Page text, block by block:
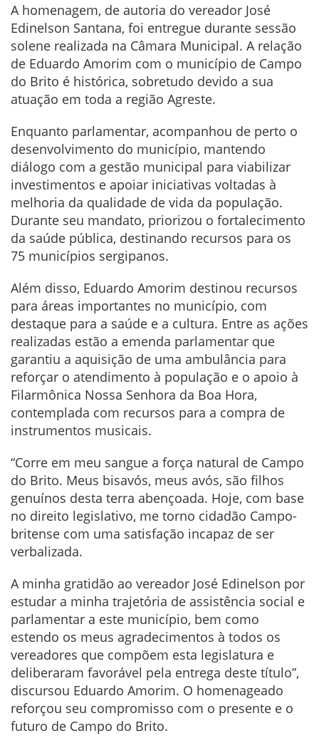
A homenagem, de autoria do vereador José
Edinelson Santana, foi entregue durante sessão
solene realizada na Câmara Municipal. A relação
de Eduardo Amorim com o município de Campo
do Brito é histórica, sobretudo devido a sua
atuação em toda a região Agreste.
Enquanto parlamentar, acompanhou de perto o
desenvolvimento do município, mantendo
diálogo com a gestão municipal para viabilizar
investimentos e apoiar iniciativas voltadas à
melhoria da qualidade de vida da população.
Durante seu mandato, priorizou o fortalecimento
da saúde pública, destinando recursos para os
75 municípios sergipanos.
Além disso, Eduardo Amorim destinou recursos
para áreas importantes no município, com
destaque para a saúde e a cultura. Entre as ações
realizadas estão a emenda parlamentar que
garantiu a aquisição de uma ambulância para
reforçar o atendimento à população e o apoio à
Filarmônica Nossa Senhora da Boa Hora,
contemplada com recursos para a compra de
instrumentos musicais.
“Corre em meu sangue a força natural de Campo
do Brito. Meus bisavós, meus avós, são filhos
genuínos desta terra abençoada. Hoje, com base
no direito legislativo, me torno cidadão Campo-
britense com uma satisfação incapaz de ser
verbalizada.
A minha gratidão ao vereador José Edinelson por
estudar a minha trajetória de assistência social e
parlamentar a este município, bem como
estendo os meus agradecimentos à todos os
vereadores que compõem esta legislatura e
deliberaram favorável pela entrega deste título”,
discursou Eduardo Amorim. O homenageado
reforçou seu compromisso com o presente e o
futuro de Campo do Brito.